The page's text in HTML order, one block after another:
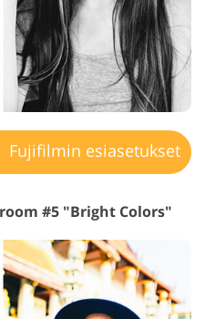
Fujifilmin esiasetukset
#5 "Bright Colors"